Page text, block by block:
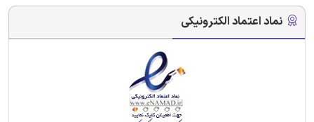
نماد اعتماد الکترونیکی